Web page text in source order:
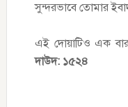
সুন্দরভাবে তোমার
এই দোয়াটিও এক
দাউদ: ১৫২৪